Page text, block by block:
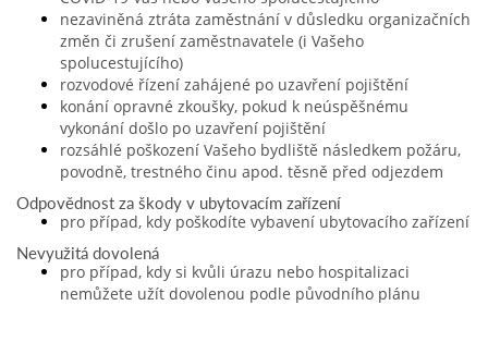
nezaviněná ztráta zaměstnání v důsledku organizačních
změn či zrušení zaměstnavatele (i Vašeho
spolucestujícího)
rozvodové řízení zahájené po uzavření pojištění
konání opravné zkoušky, pokud k neúspěšnému
vykonání došlo po uzavření pojištění
rozsáhlé poškození Vašeho bydliště následkem požáru,
povodně, trestného činu apod. těsně před odjezdem
Odpovědnost za škody v ubytovacím zařízení
pro případ, kdy poškodíte vybavení ubytovacího zařízení
Nevyužitá dovolená
pro případ, kdy si kvůli úrazu nebo hospitalizaci
nemůžete užít dovolenou podle původního plánu
klidu
objednávce
e-
mailem.
objednat
poukaz